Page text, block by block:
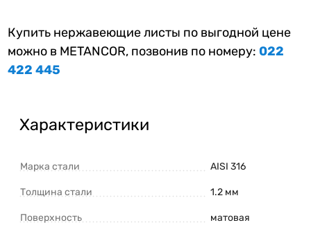
Купить нержавеющие листы по выгодной цене
можно в METANCOR, позвонив по номеру: 022
422 445
Характеристики
Марка стали AISI 316
Толщина стали 1.2 мм
Поверхность матовая